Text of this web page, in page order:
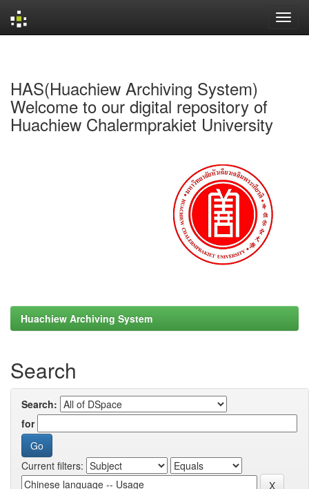
HAS(Huachiew Archiving System)
Welcome to our digital repository of
Huachiew Chalermprakiet University
Huachiew Archiving System
Search
Search:
for
Current filters: